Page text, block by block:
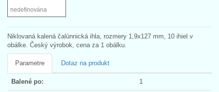
nedefinována
Niklovaná kalená čalúnnická ihla, rozmery 1,9x127 mm, 10 ihiel v
obálke. Český výrobok, cena za 1 obálku.
Parametre Dotaz na produkt
Balené po: 1